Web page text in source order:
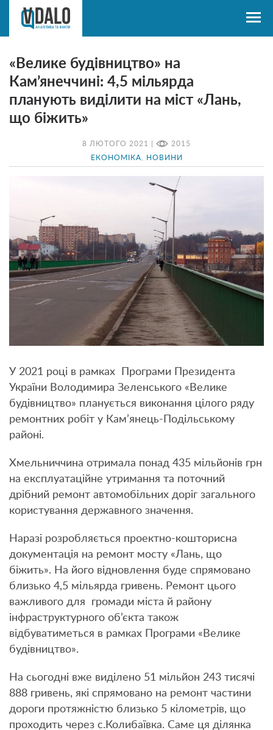
8 ЛЮТОГО 2021 | 2015
ЕКОНОМІКА НОВИНИ
«Велике будівництво» на
Кам’янеччині: 4,5 мільярда
планують виділити на міст «Лань,
що біжить»
У 2021 році в рамках Програми Президента
України Володимира Зеленського «Велике
будівництво» планується виконання цілого ряду
ремонтних робіт у Кам’янець-Подільському
районі.
Хмельниччина отримала понад 435 мільйонів грн
на експлуатаційне утримання та поточний
дрібний ремонт автомобільних доріг загального
користування державного значення.
Наразі розробляється проектно-кошторисна
документація на ремонт мосту «Лань, що
біжить». На його відновлення буде спрямовано
близько 4,5 мільярда гривень. Ремонт цього
важливого для громади міста й району
інфраструктурного об’єкта також
відбуватиметься в рамках Програми «Велике
будівництво».
На сьогодні вже виділено 51 мільйон 243 тисячі
888 гривень, які спрямовано на ремонт частини
дороги протяжністю близько 5 кілометрів, що
проходить через с.Колибаївка. Саме ця ділянка